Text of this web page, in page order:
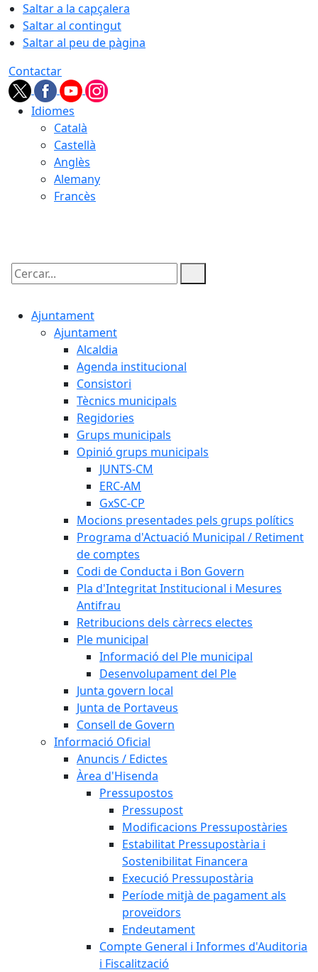
Saltar a la capçalera
Saltar al contingut
Saltar al peu de pàgina
Contactar
Idiomes
Català
Castellà
Anglès
Alemany
Francès
Cercar:
Ajuntament
Ajuntament
Alcaldia
Agenda institucional
Consistori
Tècnics municipals
Regidories
Grups municipals
Opinió grups municipals
JUNTS-CM
ERC-AM
GxSC-CP
Mocions presentades pels grups polítics
Programa d'Actuació Municipal / Retiment
de comptes
Codi de Conducta i Bon Govern
Pla d'Integritat Institucional i Mesures
Antifrau
Retribucions dels càrrecs electes
Ple municipal
Informació del Ple municipal
Desenvolupament del Ple
Junta govern local
Junta de Portaveus
Consell de Govern
Informació Oficial
Anuncis / Edictes
Àrea d'Hisenda
Pressupostos
Pressupost
Modificacions Pressupostàries
Estabilitat Pressupostària i
Sostenibilitat Financera
Execució Pressupostària
Període mitjà de pagament als
proveïdors
Endeutament
Compte General i Informes d'Auditoria
i Fiscalització